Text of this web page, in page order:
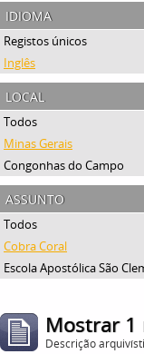
idioma
Registos únicos
Inglês
local
Todos
Minas Gerais
Congonhas do Campo
assunto
Todos
Cobra Coral
Escola Apostólica São
Mostrar 1
Descrição